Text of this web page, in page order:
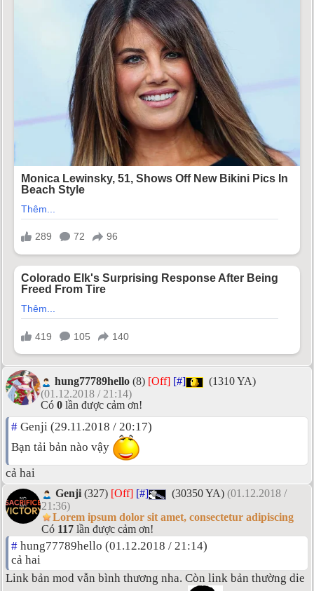
hung77789hello (8) [Off] [#]
(1310 YA)
(01.12.2018 / 21:14)
Có 0 lần được cảm ơn!
# Genji (29.11.2018 / 20:17)
Bạn tải bản nào vậy
cả hai
Genji (327) [Off] [#] (30350 YA) (01.12.2018 /
21:36)
Lorem ipsum dolor sit amet, consectetur adipiscing
Có 117 lần được cảm ơn!
# hung77789hello (01.12.2018 / 21:14)
cả hai
Link bản mod vẫn bình thương nha. Còn link bản thường die